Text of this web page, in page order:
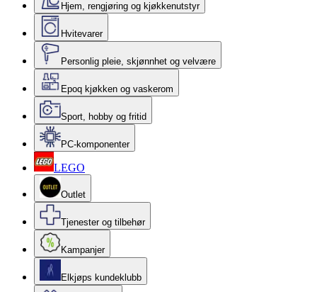
Hjem, rengjøring og kjøkkenutstyr
Hvitevarer
Personlig pleie, skjønnhet og velvære
Epoq kjøkken og vaskerom
Sport, hobby og fritid
PC-komponenter
LEGO
Outlet
Tjenester og tilbehør
Kampanjer
Elkjøps kundeklubb